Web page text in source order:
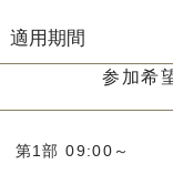
プライ
適用期間
2026年12月～2027年
参加希
第1部 09:00～